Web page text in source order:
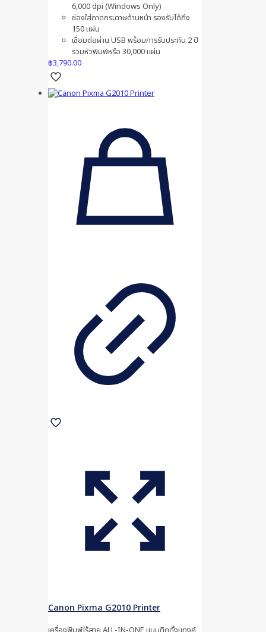
6,000 dpi (Windows Only)
ช่องใส่ถาดกระดาษด้านหน้า รองรับได้ถึง
150 แผ่น
เชื่อมต่อผ่าน USB พร้อมการรับประกัน 2 ปี
รวมหัวพิมพ์หรือ 30,000 แผ่น
฿3,790.00
Canon Pixma G2010 Printer